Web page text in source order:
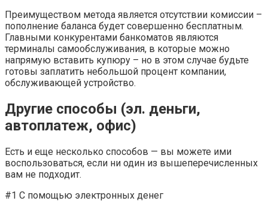
Преимуществом метода является отсутствии комиссии –
пополнение баланса будет совершенно бесплатным.
Главными конкурентами банкоматов являются
терминалы самообслуживания, в которые можно
напрямую вставить купюру – но в этом случае будьте
готовы заплатить небольшой процент компании,
обслуживающей устройство.
Другие способы (эл. деньги,
автоплатеж, офис)
Есть и еще несколько способов — вы можете ими
воспользоваться, если ни один из вышеперечисленных
вам не подходит.
#1 C помощью электронных денег